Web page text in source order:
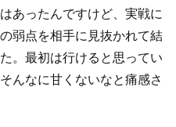
あったんですけど、実戦に
弱点を相手に見抜かれて結
。最初は行けると思ってい
んなに甘くないなと痛感さ